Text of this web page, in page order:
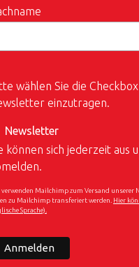
wählen Sie die
einzutragen.
Newsletter
können sich jederzeit
Mailchimp zum Versand unserer
zu Mailchimp transferiert werden. Hier
Sprache).